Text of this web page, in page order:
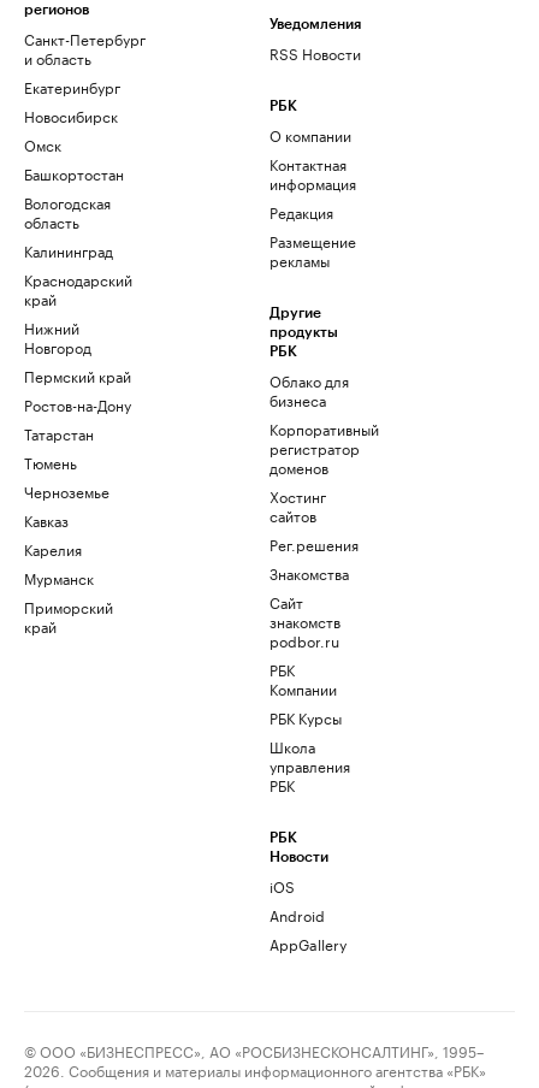
регионов
Санкт-Петербург
и область
Екатеринбург
Новосибирск
Омск
Башкортостан
Вологодская
область
Калининград
Краснодарский
край
Нижний
Новгород
Пермский край
Ростов-на-Дону
Татарстан
Тюмень
Черноземье
Кавказ
Карелия
Мурманск
Приморский
край
Уведомления
RSS Новости
РБК
О компании
Контактная
информация
Редакция
Размещение
рекламы
Другие
продукты
РБК
Облако для
бизнеса
Корпоративный
регистратор
доменов
Хостинг
сайтов
Рег.решения
Знакомства
Сайт
знакомств
podbor.ru
РБК
Компании
РБК Курсы
Школа
управления
РБК
РБК
Новости
iOS
Android
AppGallery
© ООО «БИЗНЕСПРЕСС», АО «РОСБИЗНЕСКОНСАЛТИНГ», 1995–
2026. Сообщения и материалы информационного агентства «РБК»